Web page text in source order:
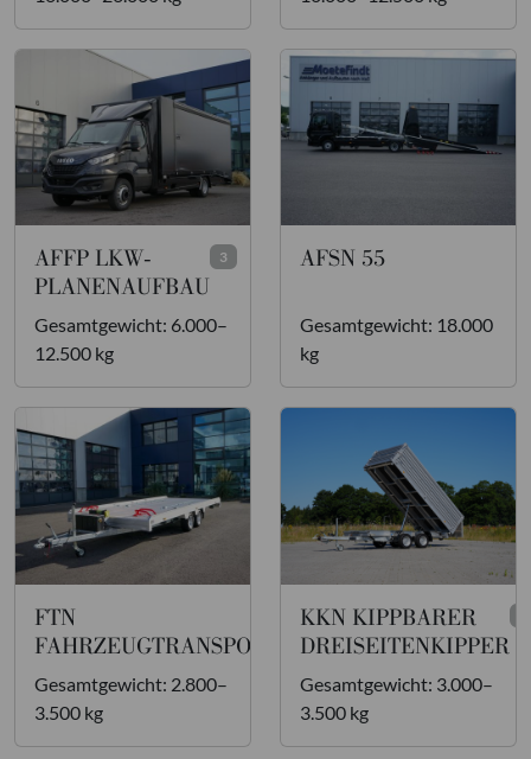
AFFP LKW-
PLANENAUFBAU
3
Gesamtgewicht: 6.000–
12.500 kg
AFSN 55
Gesamtgewicht: 18.000
kg
FTN
FAHRZEUGTRANSPORTER
2
Gesamtgewicht: 2.800–
3.500 kg
KKN KIPPBARER
DREISEITENKIPPER
Gesamtgewicht: 3.000–
3.500 kg